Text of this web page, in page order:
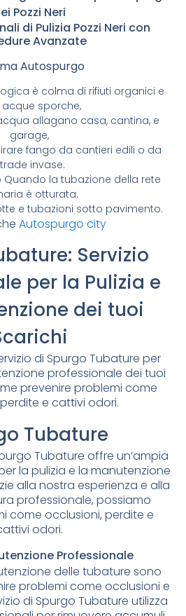
Pozzi Neri
di Pulizia Pozzi Neri con
Avanzate
Autospurgo
è colma di rifiuti organici e
acque sporche,
allagano casa, cantina, e
garage,
fango da cantieri edili o da
invase.
la tubazione della rete
è otturata.
e tubazioni sotto pavimento.
Autospurgo city
Servizio
per la Pulizia e
dei tuoi
di Spurgo Tubature per
professionale dei tuoi
prevenire problemi come
e cattivi odori.
Tubature
Tubature offre un’ampia
la pulizia e la manutenzione
alla nostra esperienza e alla
professionale, possiamo
come occlusioni, perdite e
odori.
Professionale
delle tubature sono
problemi come occlusioni e
di Spurgo Tubature utilizza